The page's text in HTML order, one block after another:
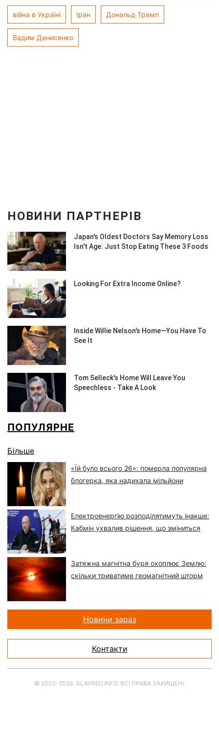
війна в Україні Іран Дональд Трамп
Вадим Денисенко
ПОПУЛЯРНЕ
Більше
«Їй було всього 26»: померла популярна
блогерка, яка надихала мільйони
Електроенергію розподілятимуть інакше:
Кабмін ухвалив рішення, що зміниться
Затяжна магнітна буря охоплює Землю:
скільки триватиме геомагнітний шторм
Новини зараз
Контакти
© 2002-2026, GLAVRED.INFO. ВСІ ПРАВА ЗАХИЩЕНІ.